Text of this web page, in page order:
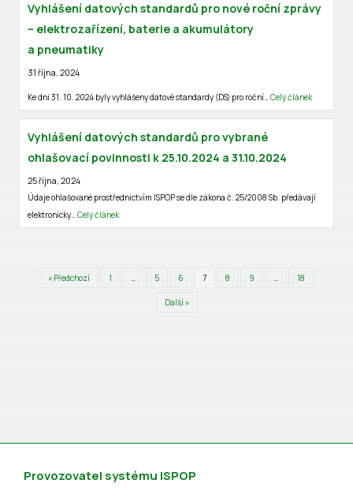
Vyhlášení datových standardů pro nové roční zprávy
– elektrozařízení, baterie a akumulátory
a pneumatiky
31 října, 2024
Ke dni 31. 10. 2024 byly vyhlášeny datové standardy (DS) pro roční…Celý článek
Vyhlášení datových standardů pro vybrané
ohlašovací povinnosti k 25.10.2024 a 31.10.2024
25 října, 2024
Údaje ohlašované prostřednictvím ISPOP se dle zákona č. 25/2008 Sb. předávají
elektronicky…Celý článek
« Předchozí 1 … 5 6 7 8 9 … 18
Další »
Provozovatel systému ISPOP